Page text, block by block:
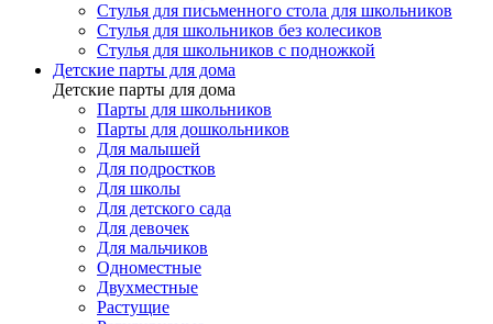
Стулья для письменного стола для школьников
Стулья для школьников без колесиков
Стулья для школьников с подножкой
Детские парты для дома
Детские парты для дома
Парты для школьников
Парты для дошкольников
Для малышей
Для подростков
Для школы
Для детского сада
Для девочек
Для мальчиков
Одноместные
Двухместные
Растущие